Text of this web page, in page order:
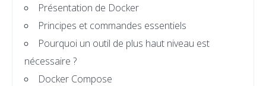
Présentation de Docker
Principes et commandes essentiels
Pourquoi un outil de plus haut niveau est
nécessaire ?
Docker Compose